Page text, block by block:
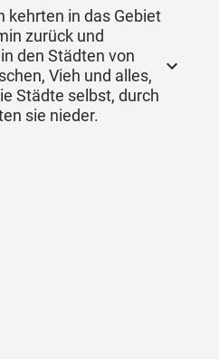
kehrten in das Gebiet
zurück und
den Städten von
Vieh und alles,
Städte selbst, durch
sie nieder.